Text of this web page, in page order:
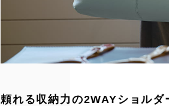
頼れる収納力の2WAYショルダ